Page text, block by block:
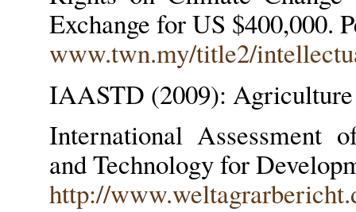
Exchange for US $400,000.
www.twn.my/title2/
IAASTD (2009): Agriculture
International Assessment
and Technology for
http://